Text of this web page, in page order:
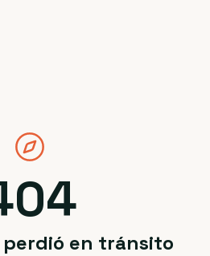
perdió en tránsito